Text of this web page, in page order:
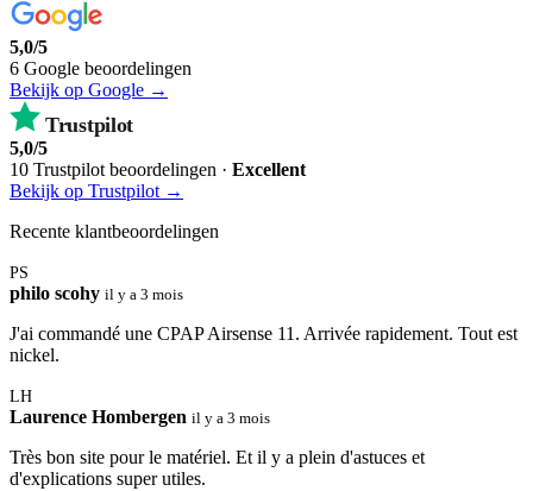
5,0/5
6 Google beoordelingen
Bekijk op Google →
Trustpilot
5,0/5
10 Trustpilot beoordelingen · Excellent
Bekijk op Trustpilot →
Recente klantbeoordelingen
PS
philo scohy il y a 3 mois
J'ai commandé une CPAP Airsense 11. Arrivée rapidement. Tout est
nickel.
LH
Laurence Hombergen il y a 3 mois
Très bon site pour le matériel. Et il y a plein d'astuces et
d'explications super utiles.